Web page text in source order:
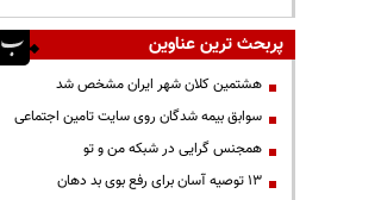
پربحث ترین عناوین
هشتمین کلان شهر ایران مشخص شد
سوابق بیمه شدگان روی سایت تامین اجتماعی
همجنس گرایی در شبکه من و تو
13 توصیه آسان برای رفع بوی بد دهان